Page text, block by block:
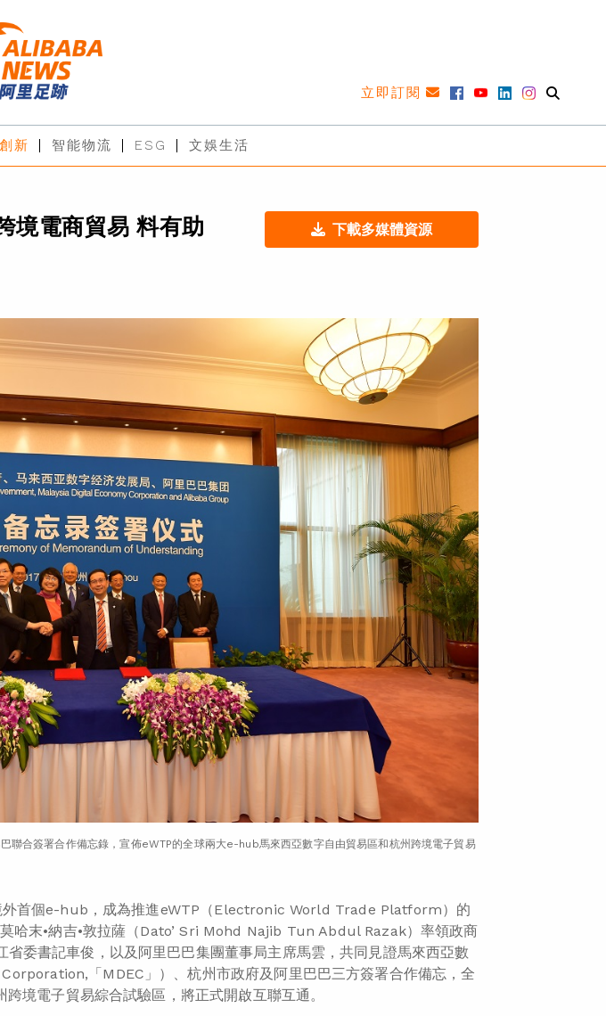
立即訂閱
新 智能物流 ESG 文娛生活
境電商貿易 料有助
下載多媒體資源
聯合簽署合作備忘錄，宣佈eWTP的全球兩大e-hub馬來西亞數字自由貿易區和杭州跨境電子貿易
外首個e-hub ，成為推進eWTP（Electronic World Trade Platform）的
哈末•納吉•敦拉薩（Dato’ Sri Mohd Najib Tun Abdul Razak）率領政商
委書記車俊，以及阿里巴巴集團董事局主席馬雲，共同見證馬來西亞數
「MDEC」）、杭州市政府及阿里巴巴三方簽署合作備忘，全
境電子貿易綜合試驗區，將正式開啟互聯互通。